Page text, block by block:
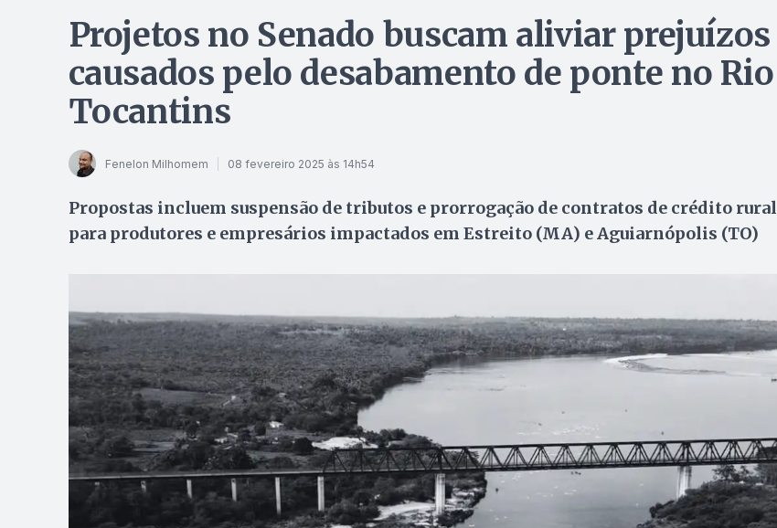
Projetos no Senado buscam aliviar prejuízos
causados pelo desabamento de ponte no Rio
Tocantins
Fenelon Milhomem 08 fevereiro 2025 às 14h54
Propostas incluem suspensão de tributos e prorrogação de contratos de crédito rural
para produtores e empresários impactados em Estreito (MA) e Aguiarnópolis (TO)